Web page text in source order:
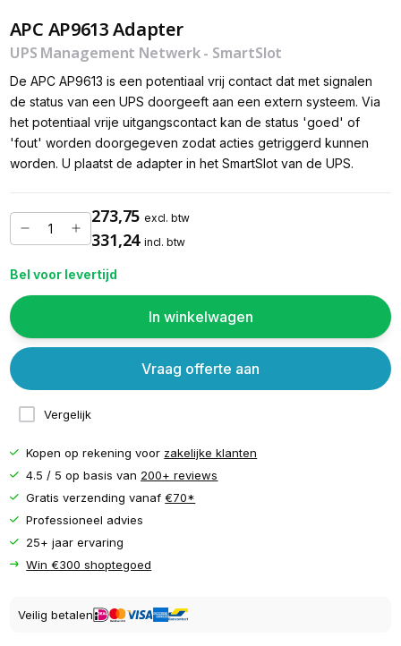
APC AP9613 Adapter
UPS Management Netwerk - SmartSlot
De APC AP9613 is een potentiaal vrij contact dat met signalen
de status van een UPS doorgeeft aan een extern systeem. Via
het potentiaal vrije uitgangscontact kan de status 'goed' of
'fout' worden doorgegeven zodat acties getriggerd kunnen
worden. U plaatst de adapter in het SmartSlot van de UPS.
273,75 excl. btw
331,24 incl. btw
Bel voor levertijd
In winkelwagen
Vergelijk
Vraag offerte aan
Kopen op rekening voor zakelijke klanten
4.5 / 5 op basis van 200+ reviews
Gratis verzending vanaf€70*
Professioneel advies
25+ jaar ervaring
Win €300 shoptegoed
Veilig betalen